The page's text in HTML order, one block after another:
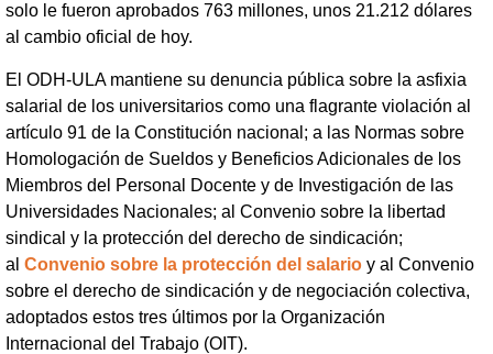
solo le fueron aprobados 763 millones, unos 21.212 dólares
al cambio oficial de hoy.
El ODH-ULA mantiene su denuncia pública sobre la asfixia
salarial de los universitarios como una flagrante violación al
artículo 91 de la Constitución nacional; a las Normas sobre
Homologación de Sueldos y Beneficios Adicionales de los
Miembros del Personal Docente y de Investigación de las
Universidades Nacionales; al Convenio sobre la libertad
sindical y la protección del derecho de sindicación;
al Convenio sobre la protección del salario y al Convenio
sobre el derecho de sindicación y de negociación colectiva,
adoptados estos tres últimos por la Organización
Internacional del Trabajo (OIT).